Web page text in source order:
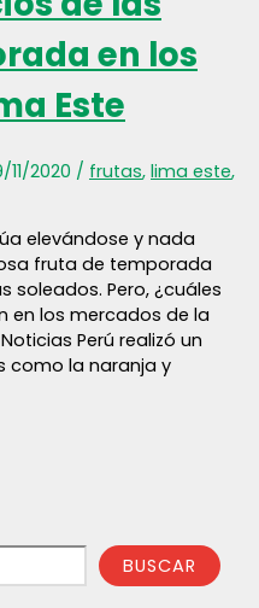
en los
Este
11/2020 / frutas, lima este,
elevándose y nada
fruta de temporada
soleados. Pero, ¿cuáles
en los mercados de la
Perú realizó un
como la naranja y
BUSCAR